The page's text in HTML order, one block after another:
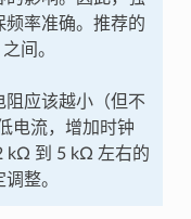
频率准确。推荐的
间。
阻应该越小（但不
电流，增加时钟
kΩ 到 5 kΩ 左右的
整。